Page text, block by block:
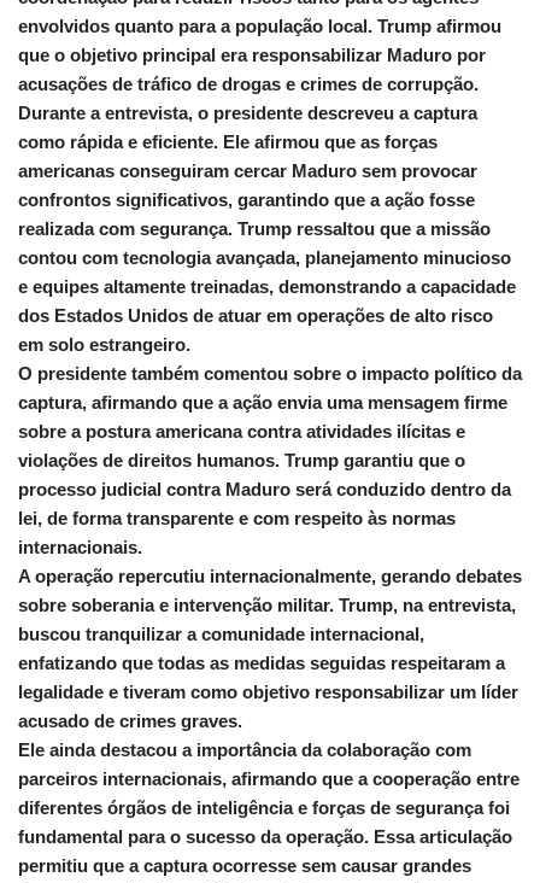
envolvidos quanto para a população local. Trump afirmou
que o objetivo principal era responsabilizar Maduro por
acusações de tráfico de drogas e crimes de corrupção.
Durante a entrevista, o presidente descreveu a captura
como rápida e eficiente. Ele afirmou que as forças
americanas conseguiram cercar Maduro sem provocar
confrontos significativos, garantindo que a ação fosse
realizada com segurança. Trump ressaltou que a missão
contou com tecnologia avançada, planejamento minucioso
e equipes altamente treinadas, demonstrando a capacidade
dos Estados Unidos de atuar em operações de alto risco
em solo estrangeiro.
O presidente também comentou sobre o impacto político da
captura, afirmando que a ação envia uma mensagem firme
sobre a postura americana contra atividades ilícitas e
violações de direitos humanos. Trump garantiu que o
processo judicial contra Maduro será conduzido dentro da
lei, de forma transparente e com respeito às normas
internacionais.
A operação repercutiu internacionalmente, gerando debates
sobre soberania e intervenção militar. Trump, na entrevista,
buscou tranquilizar a comunidade internacional,
enfatizando que todas as medidas seguidas respeitaram a
legalidade e tiveram como objetivo responsabilizar um líder
acusado de crimes graves.
Ele ainda destacou a importância da colaboração com
parceiros internacionais, afirmando que a cooperação entre
diferentes órgãos de inteligência e forças de segurança foi
fundamental para o sucesso da operação. Essa articulação
permitiu que a captura ocorresse sem causar grandes